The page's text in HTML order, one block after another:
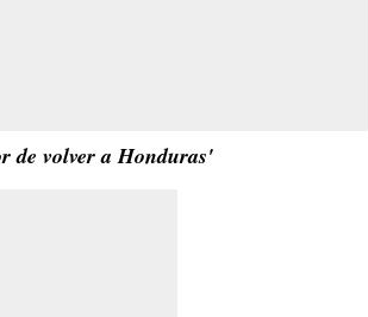
de volver a Honduras'